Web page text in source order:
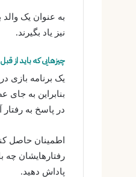
به عنوان یک والد
نیز یاد بگیرند.
چیزهایی که باید از
یک برنامه بازی
بنابراین به جای
در پاسخ به
اطمینان حاصل
رفتارهایشان چه
پاداش دهید.